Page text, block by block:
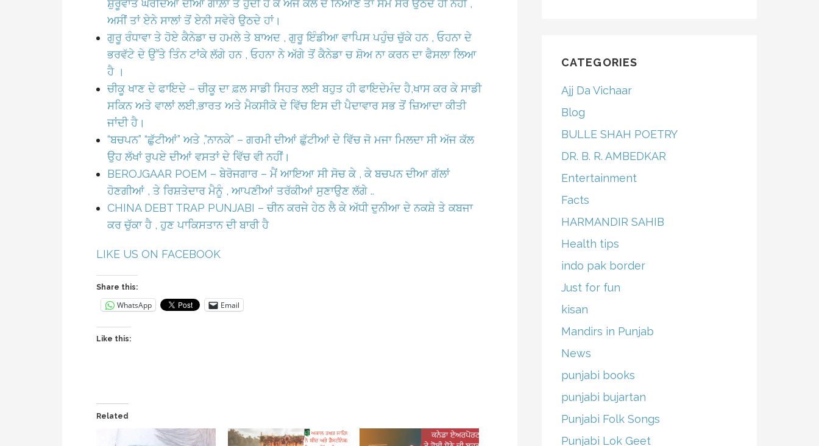
ਸ਼ੁਰੂਵਾਤ ਘਰਦਿਆਂ ਦੀਆ ਗਾਲ਼ਾਂ ਤੋਂ ਹੁੰਦੀ ਹੈ ਕੇ ਅੱਜ ਕੱਲ ਦੇ ਨਿਆਣੇ ਤਾਂ ਸਮੇ ਸਰ ਉਠਦੇ ਹੀ ਨਹੀਂ ,
ਅਸੀਂ ਤਾਂ ਏਨੇ ਸਾਲਾਂ ਤੋਂ ਏਨੀ ਸਵੇਰੇ ਉਠਦੇ ਹਾਂ।
ਗੁਰੂ ਰੰਧਾਵਾ ਤੇ ਹੋਏ ਕੈਨੇਡਾ ਚ ਹਮਲੇ ਤੇ ਬਾਅਦ , ਗੁਰੂ ਇੰਡੀਆ ਵਾਪਿਸ ਪਹੁੰਚ ਚੁੱਕੇ ਹਨ , ਓਹਨਾ ਦੇ
ਭਰਵੱਟੇ ਦੇ ਉੱਤੇ ਤਿੰਨ ਟਾਂਕੇ ਲੱਗੇ ਹਨ , ਓਹਨਾ ਨੇ ਅੱਗੇ ਤੋਂ ਕੈਨੇਡਾ ਚ ਸ਼ੋਅ ਨਾ ਕਰਨ ਦਾ ਫੈਸਲਾ ਲਿਆ
ਹੈ ।
ਚੀਕੂ ਖਾਣ ਦੇ ਫਾਇਦੇ – ਚੀਕੂ ਦਾ ਫ਼ਲ ਸਾਡੀ ਸਿਹਤ ਲਈ ਬਹੁਤ ਹੀ ਫਾਇਦੇਮੰਦ ਹੈ,ਖਾਸ ਕਰ ਕੇ ਸਾਡੀ
ਸਕਿਨ ਅਤੇ ਵਾਲਾਂ ਲਈ,ਭਾਰਤ ਅਤੇ ਮੈਕਸੀਕੋ ਦੇ ਵਿੱਚ ਇਸ ਦੀ ਪੈਦਾਵਾਰ ਸਭ ਤੋਂ ਜ਼ਿਆਦਾ ਕੀਤੀ
ਜਾਂਦੀ ਹੈ।
“ਬਚਪਨ” “ਛੁੱਟੀਆਂ” ਅਤੇ ,”ਨਾਨਕੇ” – ਗਰਮੀ ਦੀਆਂ ਛੁੱਟੀਆਂ ਦੇ ਵਿੱਚ ਜੋ ਮਜਾ ਮਿਲਦਾ ਸੀ ਅੱਜ ਕੱਲ
ਉਹ ਲੱਖਾਂ ਰੁਪਏ ਦੀਆਂ ਵਸਤਾਂ ਦੇ ਵਿੱਚ ਵੀ ਨਹੀਂ।
BEROJGAAR POEM – ਬੇਰੋਜਗਾਰ – ਮੈਂ ਆਇਆ ਸੀ ਸੋਚ ਕੇ , ਕੇ ਬਚਪਨ ਦੀਆ ਗੱਲਾਂ
ਹੋਣਗੀਆਂ , ਤੇ ਰਿਸ਼ਤੇਦਾਰ ਮੈਨੂੰ , ਆਪਣੀਆਂ ਤਰੱਕੀਆਂ ਸੁਣਾਉਣ ਲੱਗੇ ..
CHINA DEBT TRAP PUNJABI – ਚੀਨ ਕਰਜੇ ਹੇਠ ਲੈ ਕੇ ਅੱਧੀ ਦੁਨੀਆ ਦੇ ਨਕਸ਼ੇ ਤੇ ਕਬਜਾ
ਕਰ ਚੁੱਕਾ ਹੈ , ਹੁਣ ਪਾਕਿਸਤਾਨ ਦੀ ਬਾਰੀ ਹੈ
LIKE US ON FACEBOOK
Share this:
WhatsApp Email
Like this:
Related
CATEGORIES
Ajj Da Vichaar
Blog
BULLE SHAH POETRY
DR. B. R. AMBEDKAR
Entertainment
Facts
HARMANDIR SAHIB
Health tips
indo pak border
Just for fun
kisan
Mandirs in Punjab
News
punjabi books
punjabi bujartan
Punjabi Folk Songs
Punjabi Lok Geet